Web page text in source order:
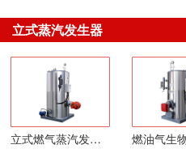
立式蒸汽发生器
立式燃气蒸汽发生器